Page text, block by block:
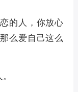
的人，你放心
么爱自己这么